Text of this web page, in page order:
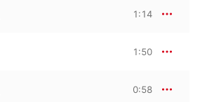
1:14
1:50
0:58